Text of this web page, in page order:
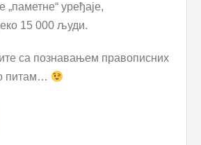
„паметне“ уређаје,
15 000 људи.
са познавањем правописних
питам…